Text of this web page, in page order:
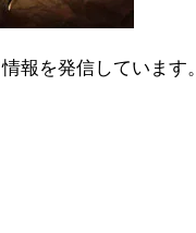
報を発信しています。